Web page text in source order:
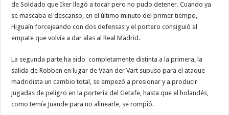
de Soldado que Iker llegó a tocar pero no pudo detener. Cuando ya
se mascaba el descanso, en el último minuto del primer tiempo,
Higuaín forcejeando con dos defensas y el portero consiguió el
empate que volvía a dar alas al Real Madrid.
La segunda parte ha sido completamente distinta a la primera, la
salida de Robben en lugar de Vaan der Vart supuso para el ataque
madridista un cambio total, se empezó a presionar y a producir
jugadas de peligro en la porteria del Getafe, hasta que el holandés,
como temía Juande para no alinearle, se rompió.